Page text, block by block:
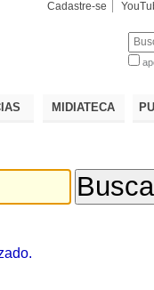
Cadastre-se
MIDIATECA